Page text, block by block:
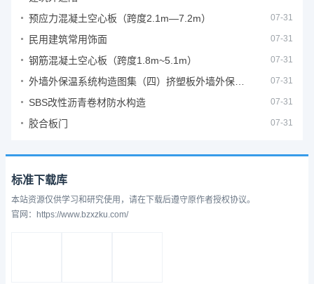
预应力混凝土空心板（跨度2.1m—7.2m） 07-31
民用建筑常用饰面 07-31
钢筋混凝土空心板（跨度1.8m~5.1m） 07-31
07-31
SBS改性沥青卷材防水构造 07-31
胶合板门 07-31
标准下载库
本站资源仅供学习和研究使用，请在下载后遵守原作者授权协议。
官网：https://www.bzxzku.com/